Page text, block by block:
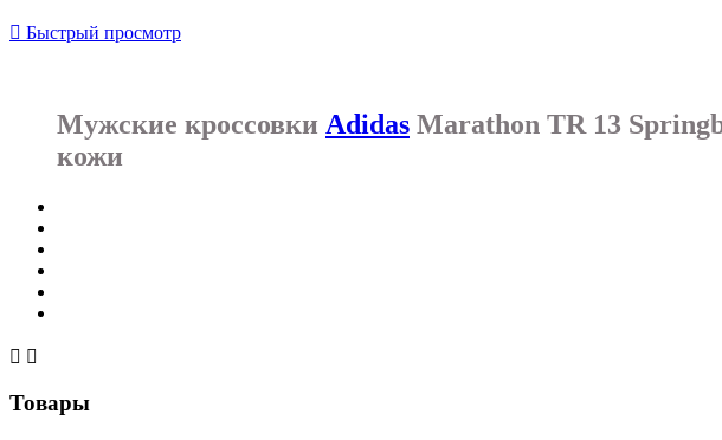
 Быстрый просмотр
Мужские кроссовки Adidas Marathon TR 13
кожи
 
Товары